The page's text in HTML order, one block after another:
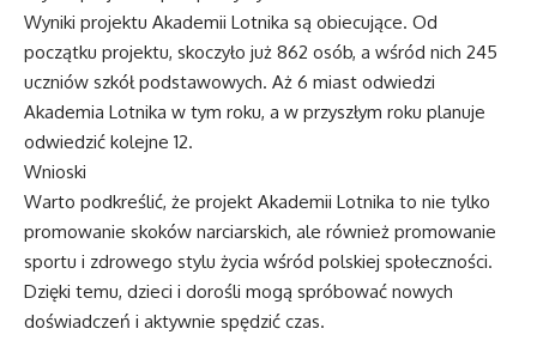
Wyniki projektu Akademii Lotnika są obiecujące. Od
początku projektu, skoczyło już 862 osób, a wśród nich 245
uczniów szkół podstawowych. Aż 6 miast odwiedzi
Akademia Lotnika w tym roku, a w przyszłym roku planuje
odwiedzić kolejne 12.
Wnioski
Warto podkreślić, że projekt Akademii Lotnika to nie tylko
promowanie skoków narciarskich, ale również promowanie
sportu i zdrowego stylu życia wśród polskiej społeczności.
Dzięki temu, dzieci i dorośli mogą spróbować nowych
doświadczeń i aktywnie spędzić czas.